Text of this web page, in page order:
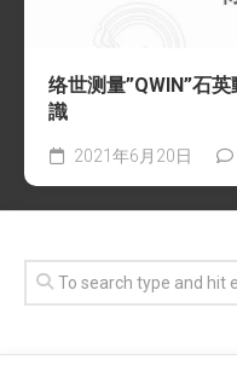
络世测量”QWIN”石
識
2021年6月20日